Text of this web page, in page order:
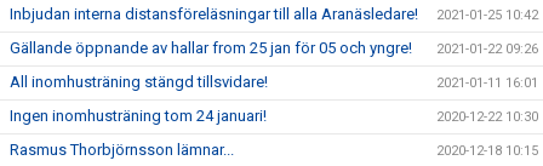
Inbjudan interna distansföreläsningar till alla Aranäsledare! 2021-01-25 10:42
Gällande öppnande av hallar from 25 jan för 05 och yngre! 2021-01-22 09:26
All inomhusträning stängd tillsvidare! 2021-01-11 16:01
Ingen inomhusträning tom 24 januari! 2020-12-22 10:30
Rasmus Thorbjörnsson lämnar... 2020-12-18 10:15